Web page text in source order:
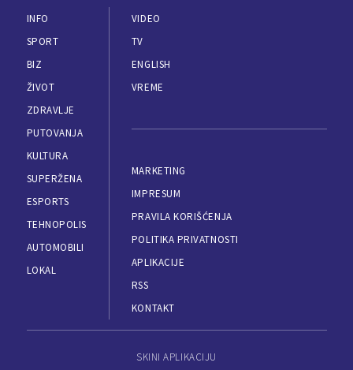
INFO
SPORT
BIZ
ŽIVOT
ZDRAVLJE
PUTOVANJA
KULTURA
SUPERŽENA
ESPORTS
TEHNOPOLIS
AUTOMOBILI
LOKAL
VIDEO
TV
ENGLISH
VREME
MARKETING
IMPRESUM
PRAVILA KORIŠĆENJA
POLITIKA PRIVATNOSTI
APLIKACIJE
RSS
KONTAKT
SKINI APLIKACIJU